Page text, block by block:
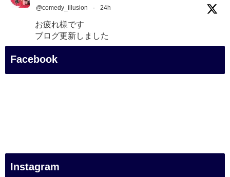
@comedy_illusion · 24h
お疲れ様です
ブログ更新しました
「マジシャン和歌山旅 白浜町・円月島」
#白浜町
Facebook
Instagram